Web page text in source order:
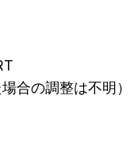
合の調整は不明）